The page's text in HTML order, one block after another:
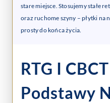
stare miejsce. Stosujemy stałe
oraz ruchome szyny – płytki na
prosty do końca życia.
RTG I
Podstawy